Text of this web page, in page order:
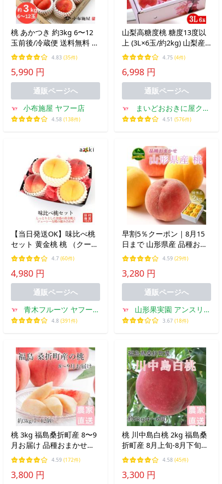
桃 あかつき 約3kg 6〜12
玉前後/冷蔵便 送料無料 秀
品 長野県産 白桃 産地直送
御中元 贈答用 夏ギフト フ
ルーツ 果物 デザート 信州
爆買
4.83 (35件)
5,990 円
通販ページへ
小布施屋 ヤフー店
4.58 (138件)
山梨高糖度桃 糖度13度以
上 (3L×6玉/約2kg) 山梨産
大糖領 信玄 一桃匠 桃 も
も モモ peach 白桃 食品
フルーツ 果物 桃 ギフト
贈答 お中元 御中元 お供え
4.75 (4件)
6,998 円
通販ページへ
まいどおおきに屋クラ
クラ
4.51 (576件)
【当日発送OK】味比べ桃
セット 黄金桃 桃 （クール
便）
4.7 (60件)
4,980 円
通販ページへ
青木フルーツ ヤフーシ
ョッピング店
4.8 (391件)
早割5％クーポン｜8月15
日まで 山形県産 品種おま
かせ 桃 2kg 5〜10個 特秀
品 産地直送 果物 フルーツ
ギフト 贈答品 お中元 8月
下旬からお届け mm_ht
4.59 (29件)
3,280 円
通販ページへ
山形果実園 アンスリー
ファーム
3.67 (18件)
桃 3kg 福島桑折町産 8〜9
月お届け 品種おまかせ
7〜12個 常温配送
4.59 (172件)
3,800 円
桃 川中島白桃 2kg 福島桑
折町産 8月上旬-8月下旬お
届け 4〜6個 常温配送
4.58 (45件)
3,300 円